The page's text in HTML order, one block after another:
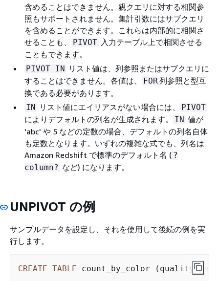
含めることはできません。親クエリに対する相関参
照もサポートされません。集計引数にはサブクエリ
を含めることができます。これらは内部的に相関さ
せることも、
PIVOT 入力テーブル上で相関させる
こともできます。
PIVOT IN リスト値は、列参照またはサブクエリに
することはできません。各値は、
FOR 列参照と型互
換である必要があります。
IN リスト値にエイリアスがない場合には、 PIVOT
によりデフォルトの列名が生成されます。 IN 値が
'abc' や 5 などの定数の場合、デフォルトの列名自体
も定数となります。いずれの複雑な式でも、列名は
Amazon Redshift で標準のデフォルト名 ( ?
column? など) になります。
UNPIVOT の例
サンプルデータを設定し、それを使用して後続の例を実
行します。
CREATE TABLE count_by_color (quality